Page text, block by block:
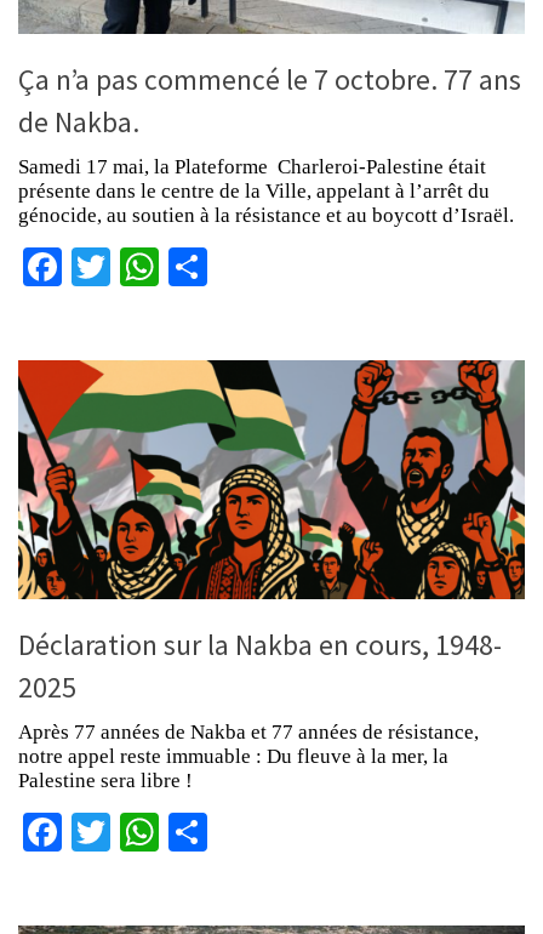
Ça n’a pas commencé le 7 octobre. 77 ans
de Nakba.
Samedi 17 mai, la Plateforme Charleroi-Palestine était
présente dans le centre de la Ville, appelant à l’arrêt du
génocide, au soutien à la résistance et au boycott d’Israël.
Facebook
TwitterWhatsApp
Déclaration sur la Nakba en cours, 1948-
2025
Après 77 années de Nakba et 77 années de résistance,
notre appel reste immuable : Du fleuve à la mer, la
Palestine sera libre !
Facebook
TwitterWhatsApp